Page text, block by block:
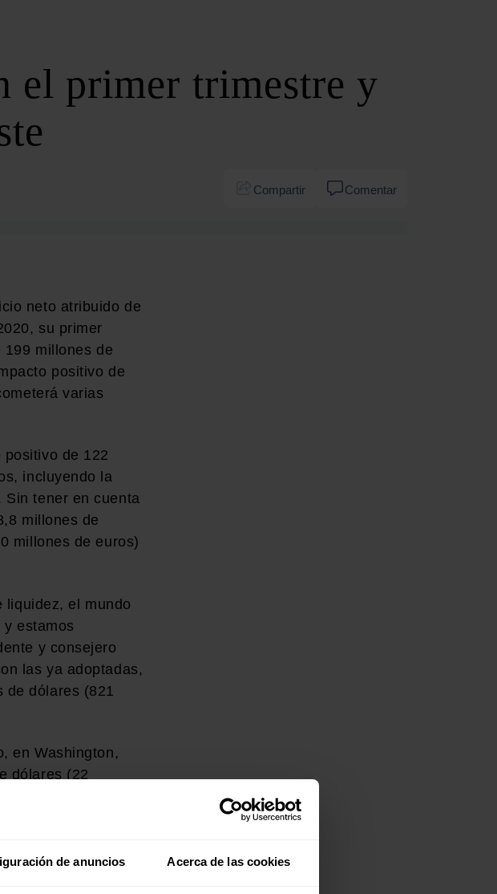
de anuncios Acerca de las cookies
SERVICIOS
el primer trimestre y
Compartir Comentar
neto atribuido de
su primer
millones de
positivo de
varias
de 122
incluyendo la
Sin tener en cuenta
millones de
millones de euros)
liquidez, el mundo
estamos
y consejero
las ya adoptadas,
de dólares (821
en Washington,
dólares (22
de 25 millones
de la
reducir los